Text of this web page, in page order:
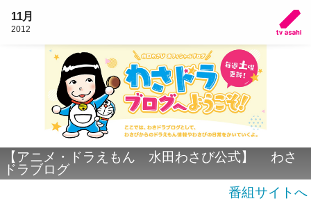
11月
2012
【アニメ・ドラえもん 水田わさび公式】 わさ
ドラブログ
番組サイトへ